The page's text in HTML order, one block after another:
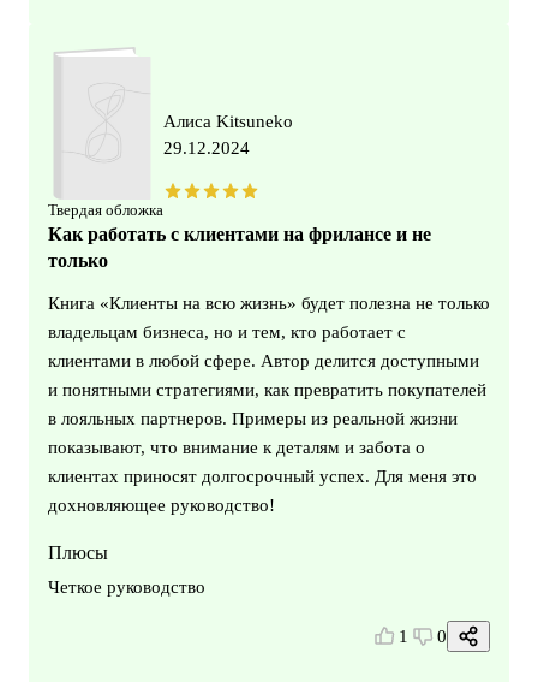
Твердая обложка
Алиса Kitsuneko
29.12.2024
Как работать с клиентами на фрилансе и не
только
Книга «Клиенты на всю жизнь» будет полезна не только
владельцам бизнеса, но и тем, кто работает с
клиентами в любой сфере. Автор делится доступными
и понятными стратегиями, как превратить покупателей
в лояльных партнеров. Примеры из реальной жизни
показывают, что внимание к деталям и забота о
клиентах приносят долгосрочный успех. Для меня это
дохновляющее руководство!
Плюсы
Четкое руководство
1 0